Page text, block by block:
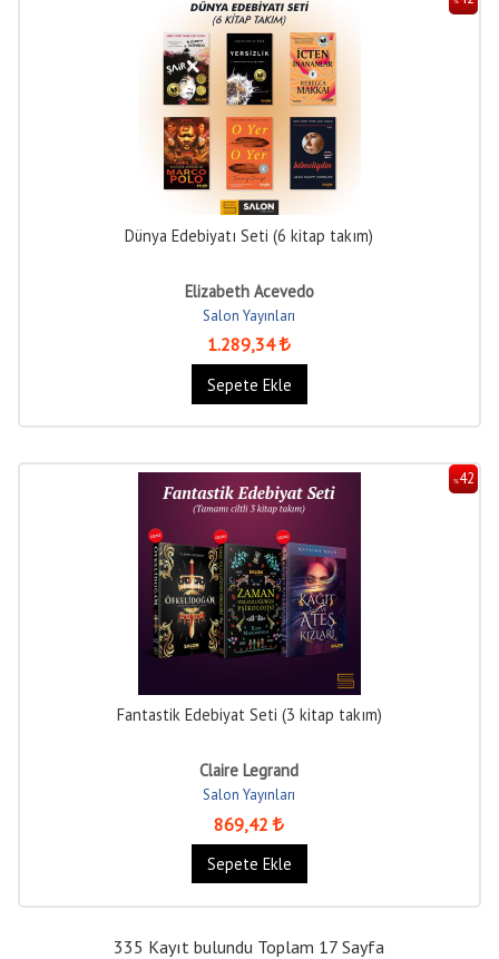
Dünya Edebiyatı Seti (6 kitap takım)
Elizabeth Acevedo
Salon Yayınları
1.289,34
Sepete Ekle
%42
Fantastik Edebiyat Seti (3 kitap takım)
Claire Legrand
Salon Yayınları
869,42
Sepete Ekle
335 Kayıt bulundu Toplam 17 Sayfa